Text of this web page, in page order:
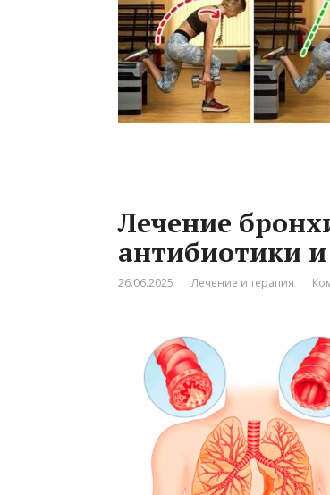
Лечение
антибиотики
26.06.2025 Лечение и терапия